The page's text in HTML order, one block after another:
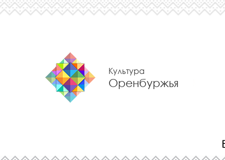
Культура
Оренбуржья